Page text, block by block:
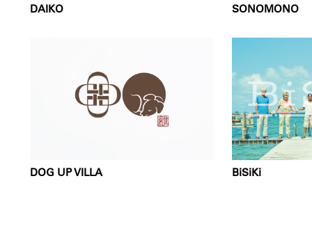
DAIKO SONOMONO
DOG UP VILLA BiSiKi